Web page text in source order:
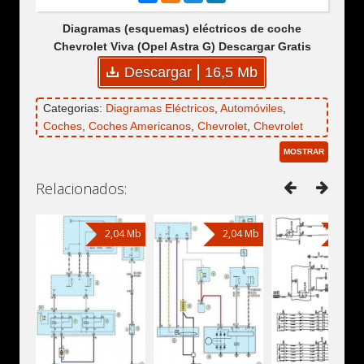
Diagramas (esquemas) eléctricos de coche
Chevrolet Viva (Opel Astra G) Descargar Gratis
Descargar 16,5 Mb
Categorias: Diagramas Eléctricos, Automóviles,
Coches, Coches Americanos, Chevrolet, Chevrolet
MOSTRAR
Relacionados:
2,04 Mb 2,04 Mb